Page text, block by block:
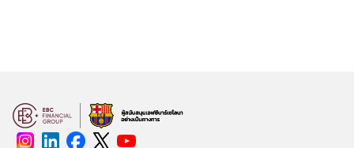
กระบวนการทั้งหมดของ EBC อยู่ภายใต้การกำกับดูแล
ตามมาตรฐานสากล เพื่อให้มั่นใจว่าทุกธุรกรรมเป็นไป